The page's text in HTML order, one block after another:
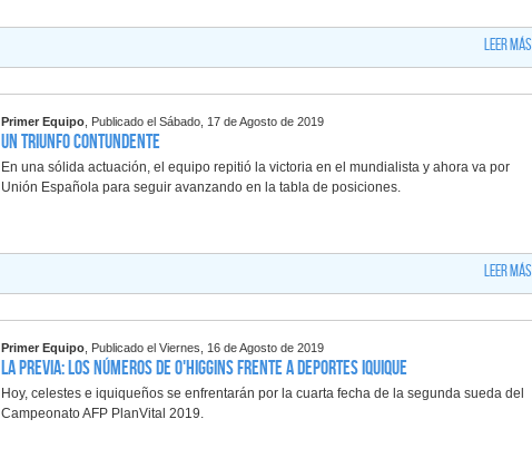
Leer más
Primer Equipo , Publicado el Sábado, 17 de Agosto de 2019
Un triunfo contundente
En una sólida actuación, el equipo repitió la victoria en el mundialista y ahora va por
Unión Española para seguir avanzando en la tabla de posiciones.
Leer más
Primer Equipo , Publicado el Viernes, 16 de Agosto de 2019
La Previa: Los números de O'Higgins frente a Deportes Iquique
Hoy, celestes e iquiqueños se enfrentarán por la cuarta fecha de la segunda sueda del
Campeonato AFP PlanVital 2019.